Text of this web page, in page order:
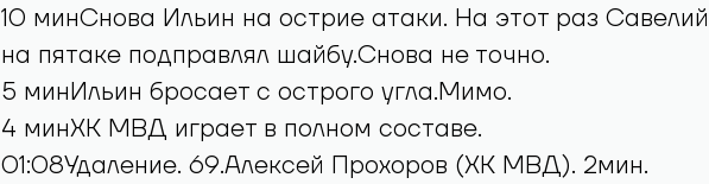
10 минСнова Ильин на острие атаки. На этот раз Савелий
на пятаке подправлял шайбу.Снова не точно.
5 минИльин бросает с острого угла.Мимо.
4 минХК МВД играет в полном составе.
01:08Удаление. 69.Алексей Прохоров (ХК МВД). 2мин.